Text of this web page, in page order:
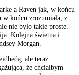
a Raven jak, w końcu
w końcu zrozumiała, z
nie było takie proste.
Kolejna świetna i
Morgan.
ale teraz
że chciałbym